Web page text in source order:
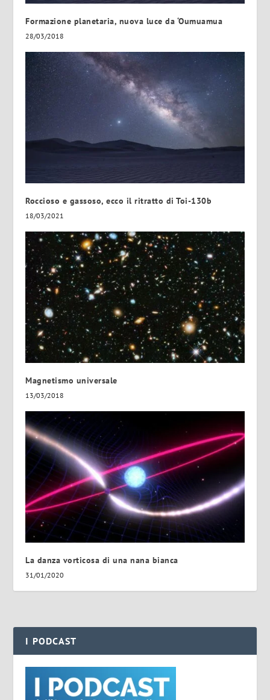
Formazione planetaria, nuova luce da ‘Oumuamua
28/03/2018
Roccioso e gassoso, ecco il ritratto di Toi-130b
18/03/2021
Magnetismo universale
13/03/2018
La danza vorticosa di una nana bianca
31/01/2020
I PODCAST